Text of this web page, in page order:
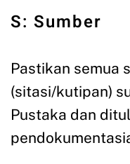
S: Sumber
Pastikan semua
(sitasi/kutipan)
Pustaka dan